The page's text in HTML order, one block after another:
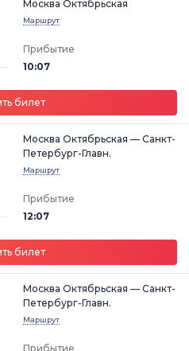
Москва Октябрьская
Маршрут
Прибытие
10:07
билет
Москва Октябрьская — Санкт-
Петербург-Главн.
Маршрут
Прибытие
12:07
билет
Москва Октябрьская — Санкт-
Петербург-Главн.
Маршрут
Прибытие